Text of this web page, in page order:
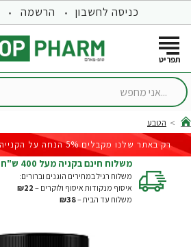
כניסה לחשבון הרשמה
...אני
home
הטבע
רק באתר שלנו מקבלים 5% הנחה על הקנייה הבאה |
משלוח חינם בקניה מעל 400 ש"ח | דרך איפוסט עד 5 ק"ג
משלוח רגיל במחירים הוגנים וברורים:
איסוף מנקודות איסוף ולוקרים – ₪22
משלוח עד הבית –₪38